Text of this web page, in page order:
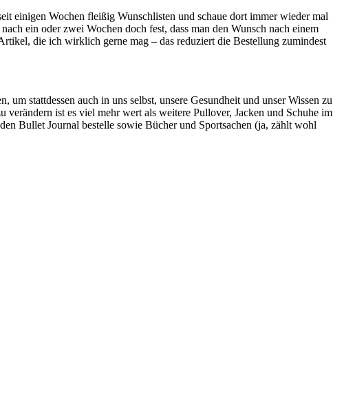
einigen Wochen fleißig Wunschlisten und schaue dort immer wieder mal
ein oder zwei Wochen doch fest, dass man den Wunsch nach einem
die ich wirklich gerne mag – das reduziert die Bestellung zumindest
stattdessen auch in uns selbst, unsere Gesundheit und unser Wissen zu
ist es viel mehr wert als weitere Pullover, Jacken und Schuhe im
Bullet Journal bestelle sowie Bücher und Sportsachen (ja, zählt wohl